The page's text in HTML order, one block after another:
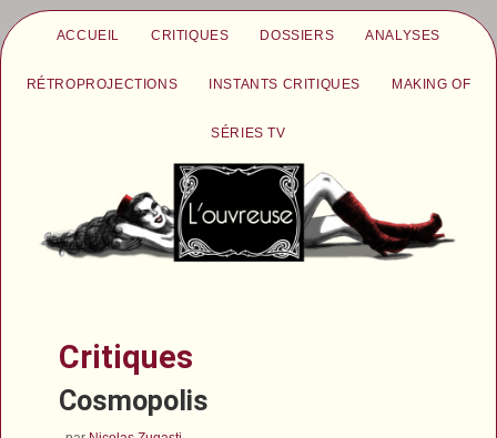
ACCUEIL CRITIQUES DOSSIERS ANALYSES
RÉTROPROJECTIONS INSTANTS CRITIQUES MAKING OF
SÉRIES TV
Critiques
Cosmopolis